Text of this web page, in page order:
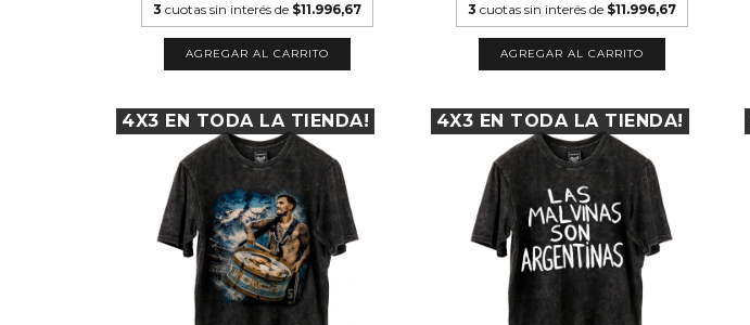
3 cuotas sin interés de $11.996,67
AGREGAR AL CARRITO
3 cuotas sin interés de $11.996,67
AGREGAR AL CARRITO
4X3 EN TODA LA TIENDA! 4X3 EN TODA LA TIENDA!